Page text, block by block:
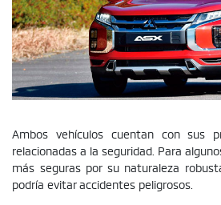
Ambos vehículos cuentan con sus
relacionadas a la seguridad. Para
más seguras por su naturaleza
podría evitar accidentes peligrosos.